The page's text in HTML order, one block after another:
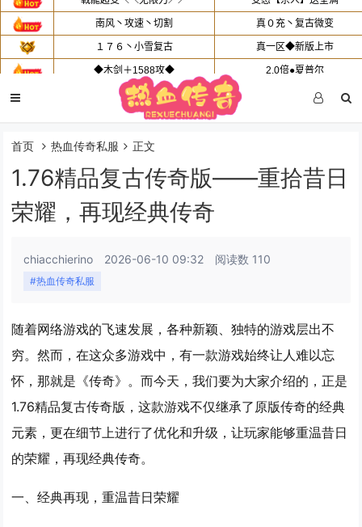
首页 热血传奇私服 正文
1.76精品复古传奇版——重拾昔日
荣耀，再现经典传奇
chiacchierino 2026-06-10 09:32 阅读数 110
#热血传奇私服
随着网络游戏的飞速发展，各种新颖、独特的游戏层出不
穷。然而，在这众多游戏中，有一款游戏始终让人难以忘
怀，那就是《传奇》。而今天，我们要为大家介绍的，正是
1.76精品复古传奇版，这款游戏不仅继承了原版传奇的经典
元素，更在细节上进行了优化和升级，让玩家能够重温昔日
的荣耀，再现经典传奇。
一、经典再现，重温昔日荣耀